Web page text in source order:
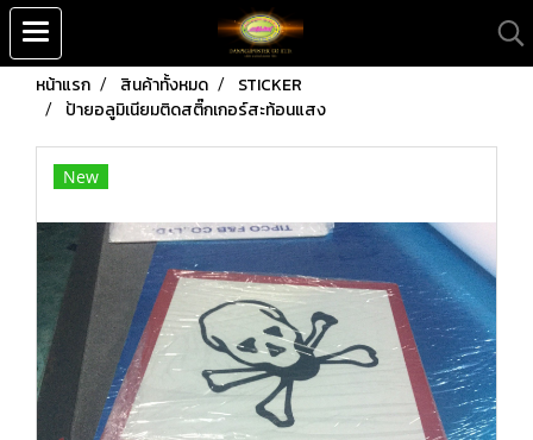
หน้าแรก สินค้าทั้งหมด
STICKER
ป้ายอลูมิเนียมติดสติ๊กเกอร์สะท้อนแสง
New